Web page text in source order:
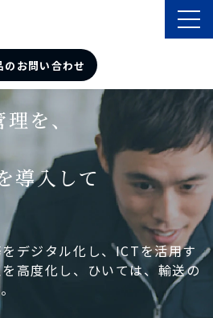
のお問い合わせ
を、
導入して
デジタル化し、ICTを活用す
高度化し、ひいては、輸送の